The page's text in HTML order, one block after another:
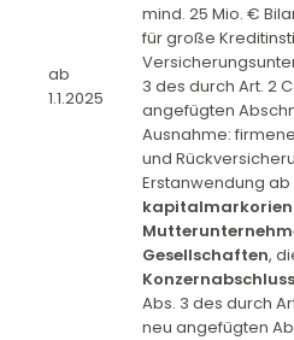
ab
1.1.2025
mind. 25 Mio. €
für große
3 des durch Art. 2
angefügten
Ausnahme:
und
Erstanwendung ab
Gesellschaften,
Konzernabschluss
Abs. 3 des durch
neu angefügten